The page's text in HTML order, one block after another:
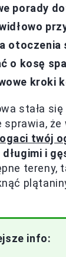
porady
otoczenia
o kosę
kroki
stała
sprawia,
twój
i
tereny,
info: